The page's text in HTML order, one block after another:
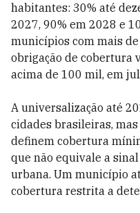
habitantes: 30% até
2027, 90% em 2028 e
municípios com mais
obrigação de cobertura
acima de 100 mil, em
A universalização até
cidades brasileiras,
definem cobertura
que não equivale a
urbana. Um município
cobertura restrita a